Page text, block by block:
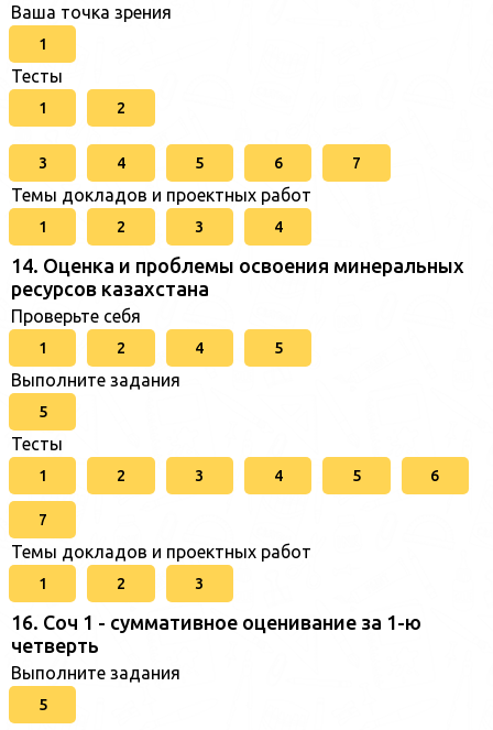
Ваша точка зрения
1
Тесты
1 2
3 4 5 6 7
Темы докладов и проектных работ
1 2 3 4
14. Оценка и проблемы освоения минеральных
ресурсов казахстана
Проверьте себя
1 2 4 5
Выполните задания
5
Тесты
1 2 3 4 5 6
7
Темы докладов и проектных работ
1 2 3
16. Соч 1 - суммативное оценивание за 1-ю
четверть
Выполните задания
5